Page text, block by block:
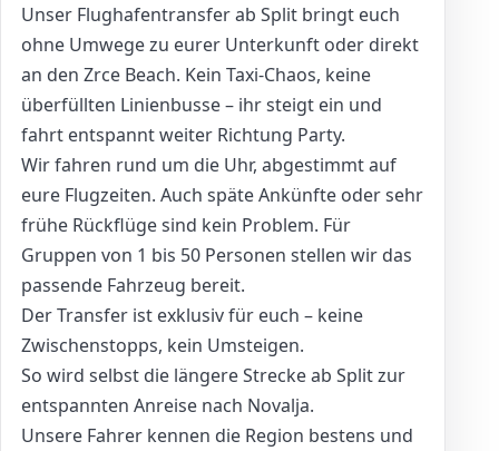
Unser Flughafentransfer ab Split bringt euch
ohne Umwege zu eurer Unterkunft oder direkt
an den Zrce Beach. Kein Taxi-Chaos, keine
überfüllten Linienbusse – ihr steigt ein und
fahrt entspannt weiter Richtung Party.
Wir fahren rund um die Uhr, abgestimmt auf
eure Flugzeiten. Auch späte Ankünfte oder sehr
frühe Rückflüge sind kein Problem. Für
Gruppen von 1 bis 50 Personen stellen wir das
passende Fahrzeug bereit.
Der Transfer ist exklusiv für euch – keine
Zwischenstopps, kein Umsteigen.
So wird selbst die längere Strecke ab Split zur
entspannten Anreise nach Novalja.
Unsere Fahrer kennen die Region bestens und